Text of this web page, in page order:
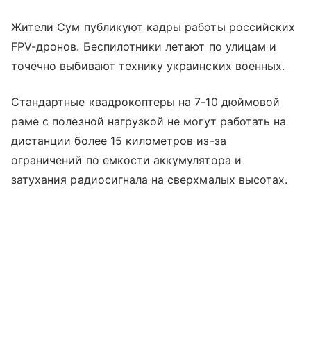
Жители Сум публикуют кадры работы российских
FPV-дронов. Беспилотники летают по улицам и
точечно выбивают технику украинских военных.
Стандартные квадрокоптеры на 7-10 дюймовой
раме с полезной нагрузкой не могут работать на
дистанции более 15 километров из-за
ограничений по емкости аккумулятора и
затухания радиосигнала на сверхмалых высотах.